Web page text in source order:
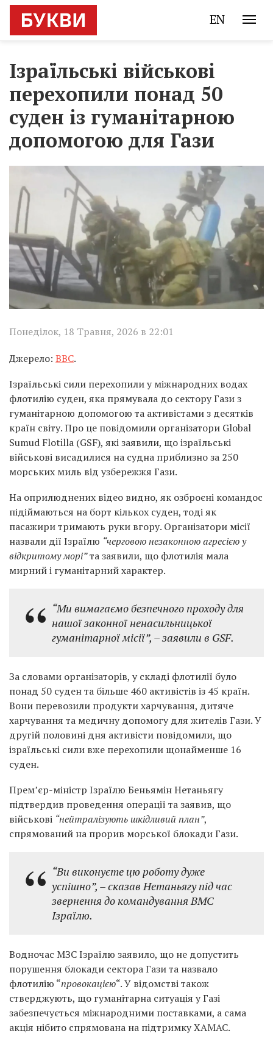
EN
Ізраїльські військові
перехопили понад 50
суден із гуманітарною
допомогою для Гази
Понеділок, 18 Травня, 2026 в 22:01
Джерело: BBC.
Ізраїльські сили перехопили у міжнародних водах
флотилію суден, яка прямувала до сектору Гази з
гуманітарною допомогою та активістами з десятків
країн світу. Про це повідомили організатори Global
Sumud Flotilla (GSF), які заявили, що ізраїльські
військові висадилися на судна приблизно за 250
морських миль від узбережжя Гази.
На оприлюднених відео видно, як озброєні командос
підіймаються на борт кількох суден, тоді як
пасажири тримають руки вгору. Організатори місії
назвали дії Ізраїлю “черговою незаконною агресією у
відкритому морі”та заявили, що флотилія мала
мирний і гуманітарний характер.
“Ми вимагаємо безпечного проходу для
нашої законної ненасильницької
гуманітарної місії”, – заявили в GSF.
За словами організаторів, у складі флотилії було
понад 50 суден та більше 460 активістів із 45 країн.
Вони перевозили продукти харчування, дитяче
харчування та медичну допомогу для жителів Гази. У
другій половині дня активісти повідомили, що
ізраїльські сили вже перехопили щонайменше 16
суден.
Прем’єр-міністр Ізраїлю Беньямін Нетаньягу
підтвердив проведення операції та заявив, що
військові “нейтралізують шкідливий план”,
спрямований на прорив морської блокади Гази.
“Ви виконуєте цю роботу дуже
успішно”, – сказав Нетаньягу під час
звернення до командування ВМС
Ізраїлю.
Водночас МЗС Ізраїлю заявило, що не допустить
порушення блокади сектора Гази та назвало
флотилію “провокацією“. У відомстві також
стверджують, що гуманітарна ситуація у Газі
забезпечується міжнародними поставками, а сама
акція нібито спрямована на підтримку ХАМАС.